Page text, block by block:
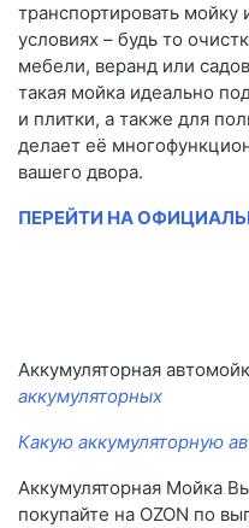
транспортировать мойку
условиях – будь то
мебели, веранд или
такая мойка идеально
и плитки, а также для
делает её
вашего двора.
ПЕРЕЙТИ НА
Аккумуляторная
аккумуляторных
Какую аккумуляторную
Аккумуляторная Мойка
покупайте на OZON по